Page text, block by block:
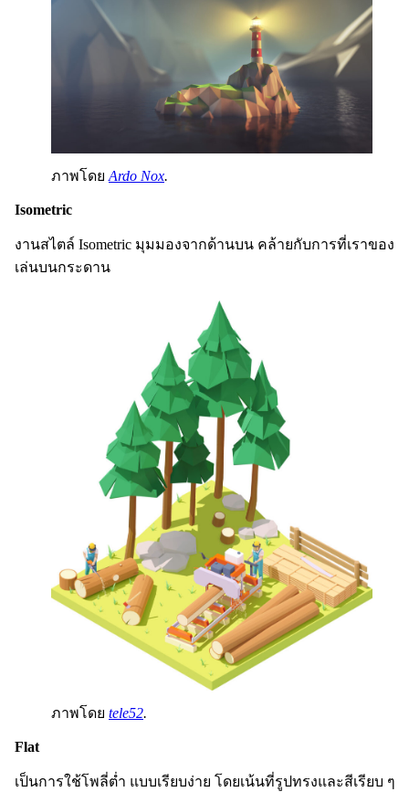
ภาพโดย Ardo Nox.
Isometric
งานสไตล์ Isometric มุมมองจากด้านบน คล้ายกับการที่เราของ
เล่นบนกระดาน
ภาพโดย tele52.
Flat
เป็นการใช้โพลี่ต่ำ แบบเรียบง่าย โดยเน้นที่รูปทรงและสีเรียบ ๆ